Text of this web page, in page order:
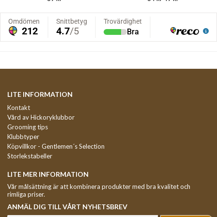
LITE INFORMATION
Kontakt
Vård av Hickoryklubbor
Grooming tips
Klubbtyper
Köpvillkor - Gentlemen´s Selection
Storlekstabeller
LITE MER INFORMATION
Vår målsättning är att kombinera produkter med bra kvalitet och
rimliga priser.
ANMÄL DIG TILL VÅRT NYHETSBREV